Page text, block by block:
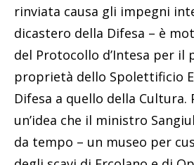
rinviata causa gli impegni
dicastero della Difesa – è
del Protocollo d’Intesa per il
proprietà dello Spolettificio
Difesa a quello della Cultura.
un’idea che il ministro
da tempo – un museo per